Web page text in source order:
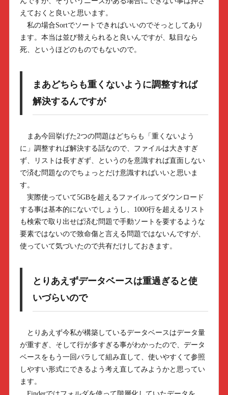
えておくと良いと思います。
私の場合Sortでソートできればいいのでそっとしてあり
ます。本当は並び替えられると良いんですが、駄目なら
死、というほどのものでもないので。
まあどちらも重くないように調整すれば
解決するんですが
まあ今回挙げた2つの問題はどちらも「重くないよう
に」調整すれば解決する話なので、ファイルは大きすぎ
ず、リストは長すぎず、というのを意識すれば直面しない
で済む問題なのでちょっとだけ意識すればいいと思いま
す。
実際使っていて5GBを超えるファイルってダウンロード
する事は基本的にないでしょうし、1000行を超えるリスト
も検索で取り出せば済む問題で手動ソートを要するような
要素ではないので致命傷と言える問題ではないんですが、
使っていて気づいたので共有だけしておきます。
とりあえずデータベースは重過ぎると使
いづらいので
とりあえず今私が構築しているデータベースはデータ量
が重すぎ、そして行が多すぎる事がわかったので、データ
ベースをもう一回バラして組み直して、使いやすくて参照
しやすい形式にできるよう考え直してみようかと思ってい
ます。